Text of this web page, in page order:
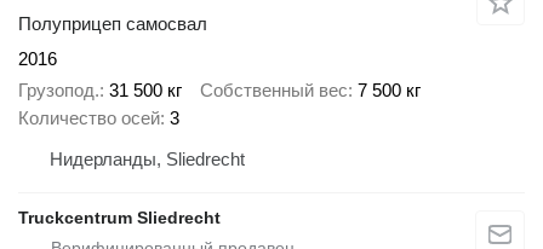
Полуприцеп самосвал
2016
Грузопод. 31 500 кг Собственный вес 7 500 кг
Количество осей 3
Нидерланды, Sliedrecht
Truckcentrum Sliedrecht